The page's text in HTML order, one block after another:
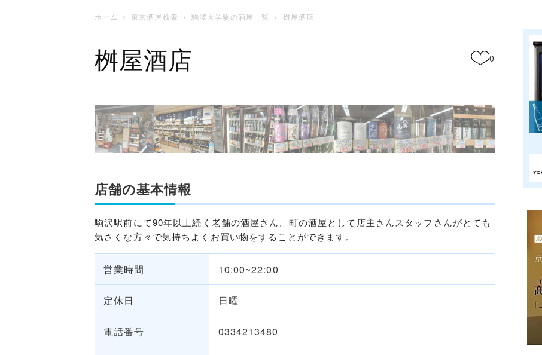
ホーム 東京酒屋検索 駒澤大学駅の酒屋一覧 桝屋酒店
桝屋酒店 0
店舗の基本情報
駒沢駅前にて90年以上続く老舗の酒屋さん。町の酒屋として店主さんスタッフさんがとても
気さくな方々で気持ちよくお買い物をすることができます。
営業時間 10:00~22:00
定休日 日曜
電話番号 0334213480